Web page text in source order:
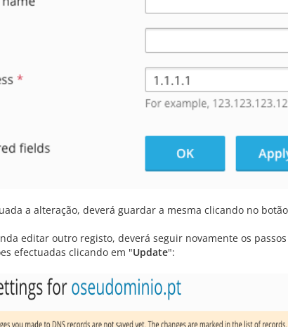
a alteração, deverá guardar a mesma clicando no
editar outro registo, deverá seguir novamente os
efectuadas clicando em "Update":